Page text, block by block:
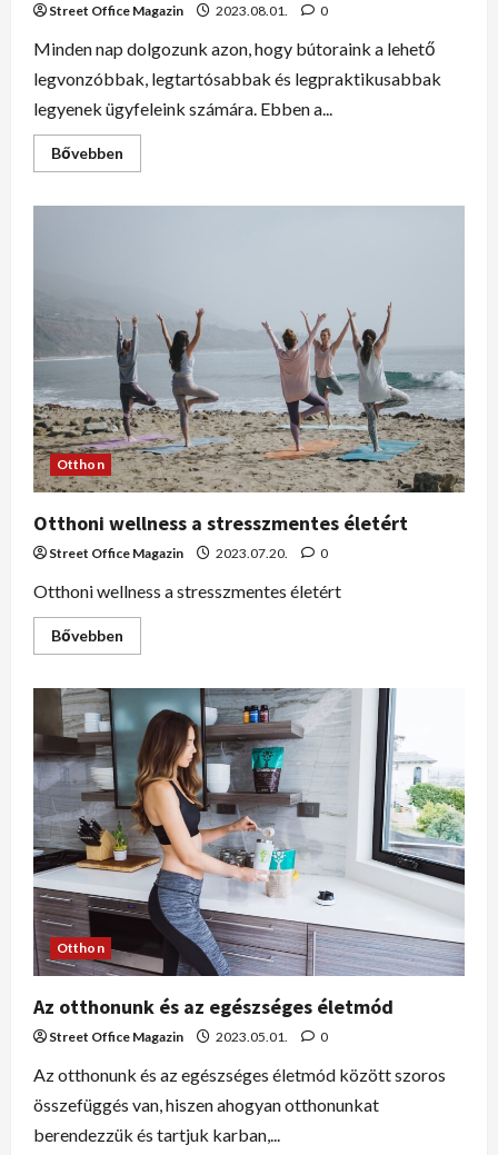
Street Office Magazin 2023.08.01. 0
Minden nap dolgozunk azon, hogy bútoraink a lehető
legvonzóbbak, legtartósabbak és legpraktikusabbak
legyenek ügyfeleink számára. Ebben a...
Bővebben
Otthon
Otthoni wellness a stresszmentes életért
Street Office Magazin 2023.07.20. 0
Otthoni wellness a stresszmentes életért
Bővebben
Otthon
Az otthonunk és az egészséges életmód
Street Office Magazin 2023.05.01. 0
Az otthonunk és az egészséges életmód között szoros
összefüggés van, hiszen ahogyan otthonunkat
berendezzük és tartjuk karban,...